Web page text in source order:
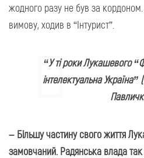
жодного разу не був за
вимову, ходив в “Інтурист”.
“У ті роки Лукашевого
інтелектуальна
– Більшу частину свого життя
замовчаний. Радянська влада